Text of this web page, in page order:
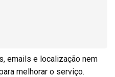
emails e localização nem
melhorar o serviço.